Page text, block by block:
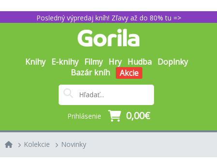
Posledný výpredaj kníh! Zľavy až do 80% tu =>
Knihy E-knihy Filmy Hry Hudba Doplnky
Bazár kníh
Akcie
Prihlásenie 0,00€
Kolekcie Novinky